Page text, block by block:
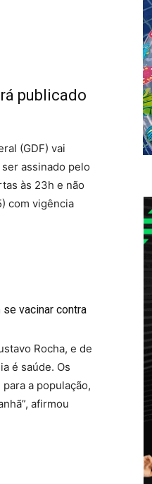
publicado
(GDF) vai
assinado pelo
às 23h e não
com vigência
vacinar contra
Rocha, e de
é saúde. Os
a população,
afirmou